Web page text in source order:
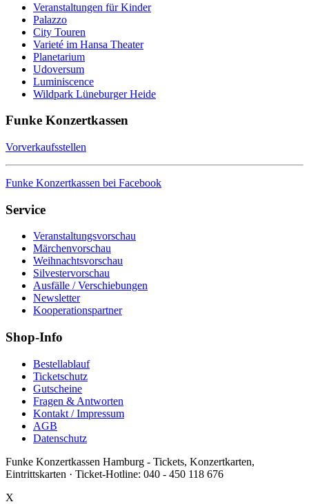
Veranstaltungen für Kinder
Palazzo
City Touren
Varieté im Hansa Theater
Planetarium
Udoversum
Luminiscence
Wildpark Lüneburger Heide
Funke Konzertkassen
Vorverkaufsstellen
Funke Konzertkassen bei Facebook
Service
Veranstaltungsvorschau
Märchenvorschau
Weihnachtsvorschau
Silvestervorschau
Ausfälle / Verschiebungen
Newsletter
Kooperationspartner
Shop-Info
Bestellablauf
Ticketschutz
Gutscheine
Fragen & Antworten
Kontakt / Impressum
AGB
Datenschutz
Funke Konzertkassen Hamburg - Tickets, Konzertkarten,
Eintrittskarten · Ticket-Hotline: 040 - 450 118 676
X